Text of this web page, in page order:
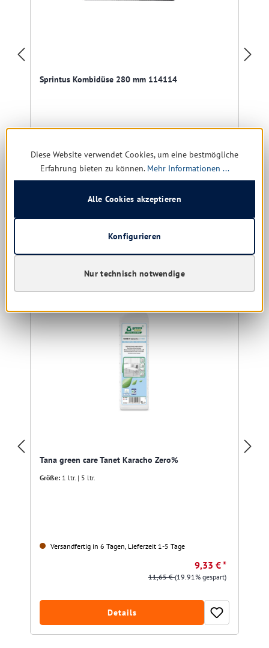
Sprintus Kombidüse 280 mm 114114
Sofort verfügbar, Lieferzeit: 1-5 Tage
Details
Tana green care Tanet Karacho Zero%
Größe: 1 ltr. | 5 ltr.
Versandfertig in 6 Tagen, Lieferzeit 1-5 Tage
9,33 € *
11,65 €(19.91% gespart)
Details
Diese Website verwendet Cookies, um eine bestmögliche
Erfahrung bieten zu können. Mehr Informationen ...
Nur technisch notwendige
Konfigurieren
Alle Cookies akzeptieren